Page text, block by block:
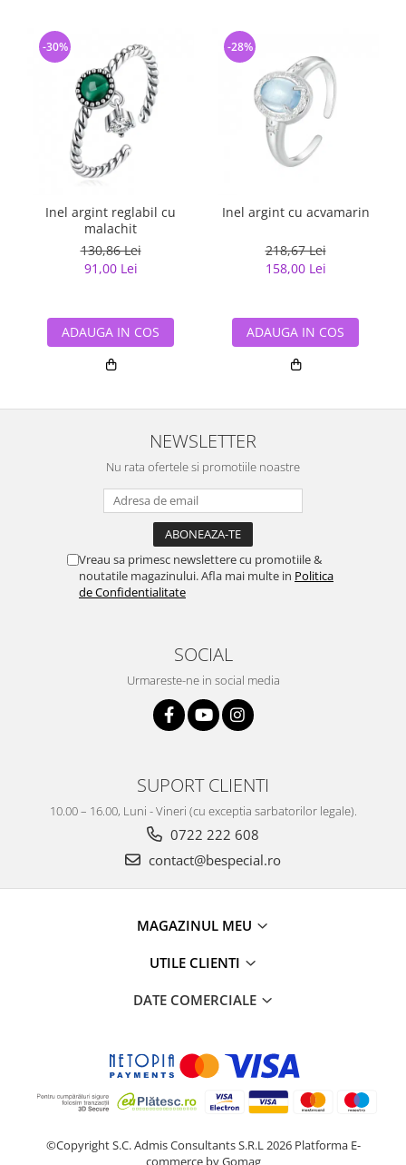
Inel argint reglabil cu
malachit
130,86 Lei
91,00 Lei
-30%
ADAUGA IN COS
Inel argint cu acvamarin
218,67 Lei
158,00 Lei
-28%
ADAUGA IN COS
NEWSLETTER
Nu rata ofertele si promotiile noastre
Vreau sa primesc newslettere cu promotiile &
noutatile magazinului. Afla mai multe in Politica
de Confidentialitate
SOCIAL
Urmareste-ne in social media
SUPORT CLIENTI
10.00 – 16.00, Luni - Vineri (cu exceptia sarbatorilor legale).
0722 222 608
contact@bespecial.ro
MAGAZINUL MEU
UTILE CLIENTI
DATE COMERCIALE
©Copyright S.C. Admis Consultants S.R.L 2026 Platforma E-
commerce by Gomag